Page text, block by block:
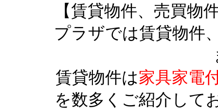
【賃貸物件、売買物
プラザでは賃貸物件
賃貸物件は家具家電
を数多くご紹介して